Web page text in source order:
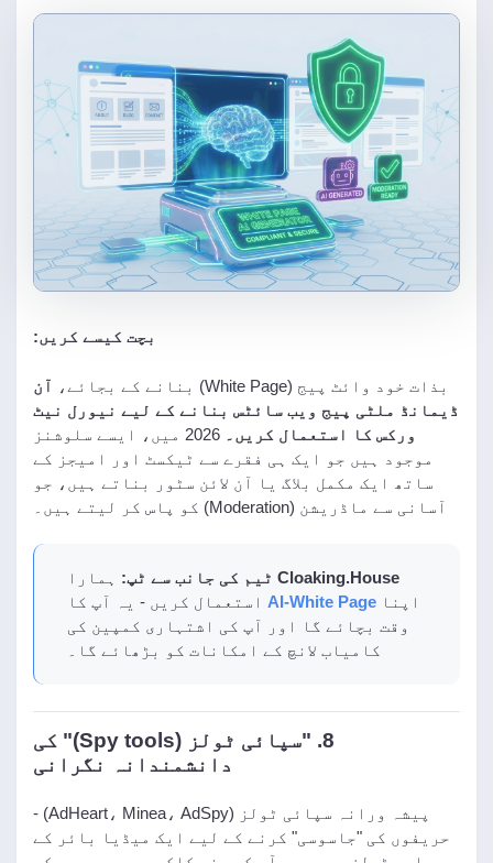
بچت کیسے کریں:
بذات خود وائٹ پیج (White Page) بنانے کے بجائے،
آن
ڈیمانڈ ملٹی پیج ویب سائٹس بنانے کے لیے نیورل نیٹ
ورکس کا استعمال کریں۔
2026 میں، ایسے سلوشنز
موجود ہیں جو ایک ہی فقرے سے ٹیکسٹ اور امیجز کے
ساتھ ایک مکمل بلاگ یا آن لائن سٹور بناتے ہیں، جو
آسانی سے ماڈریشن (Moderation) کو پاس کر لیتے ہیں۔
Cloaking.House ٹیم کی جانب سے ٹپ:
ہمارا
اپنا AI-White Page استعمال کریں - یہ آپ کا
وقت بچائے گا اور آپ کی اشتہاری کمپین کی
کامیاب لانچ کے امکانات کو بڑھائے گا۔
8. "سپائی ٹولز (Spy tools)" کی
دانشمندانہ نگرانی
پیشہ ورانہ سپائی ٹولز (AdHeart، Minea، AdSpy) -
حریفوں کی "جاسوسی" کرنے کے لیے ایک میڈیا بائر کے